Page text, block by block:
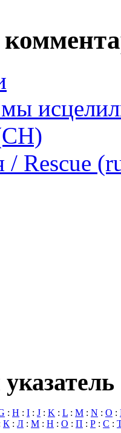
/ Rescue
: H : I : J : K : L : M : N : O :
К : Л : М : Н : О : П : Р : С :